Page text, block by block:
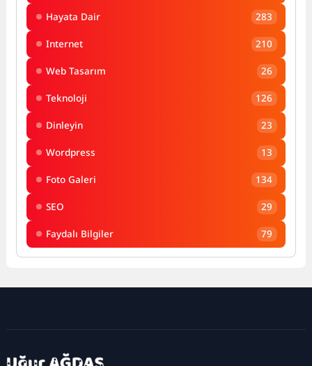
Hayata Dair 283
Internet 210
Web Tasarım 26
Teknoloji 126
Dinleyin 23
Wordpress 13
Foto Galeri 134
SEO 29
Faydalı Bilgiler 79
kadıköy